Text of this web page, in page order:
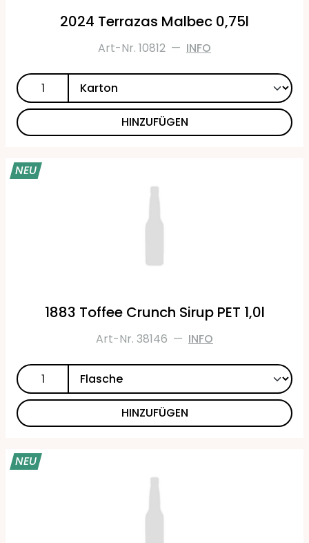
2024 Terrazas Malbec 0,75l
Art-Nr. 10812 — INFO
HINZUFÜGEN
NEU
1883 Toffee Crunch Sirup PET 1,0l
Art-Nr. 38146 — INFO
HINZUFÜGEN
NEU